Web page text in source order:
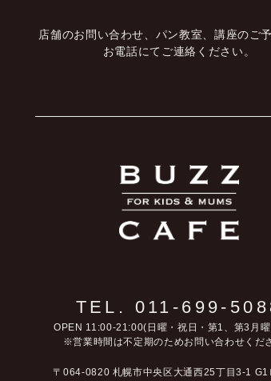
店舗のお問い合わせ、パン教室、講座のご
お電話にてご連絡ください。
TEL. 011-699-
OPEN 11:00-21:00(日曜・祝日・第1、第3月
※営業時間は不定期のためお問い合わせくだ
〒064-0820 札幌市中央区大通西25丁目3-1 G1